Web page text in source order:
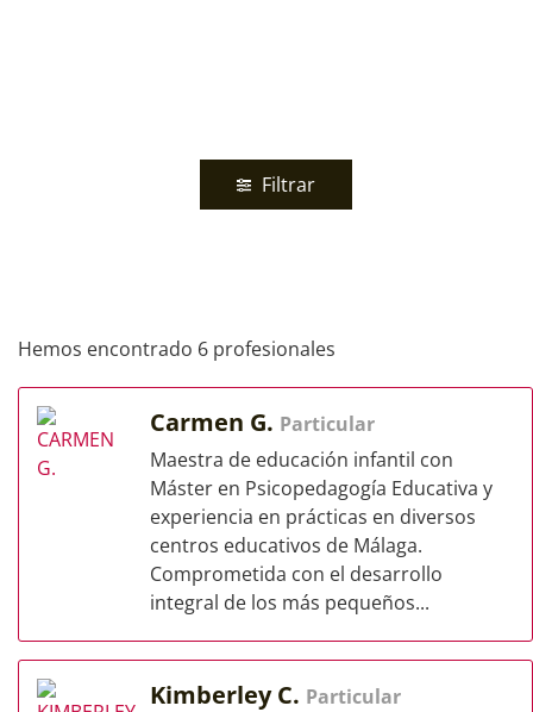
Filtrar
Hemos encontrado 6 profesionales
Carmen G. Particular
Maestra de educación infantil con
Máster en Psicopedagogía Educativa y
experiencia en prácticas en diversos
centros educativos de Málaga.
Comprometida con el desarrollo
integral de los más pequeños...
Kimberley C. Particular